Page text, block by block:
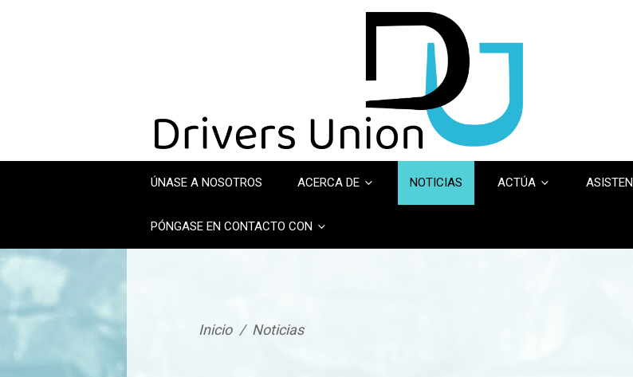
ÚNASE A NOSOTROS ACERCA DE NOTICIAS ACTÚA
PÓNGASE EN CONTACTO CON
Inicio / Noticias